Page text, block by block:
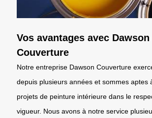
Vos avantages avec Dawson
Couverture
Notre entreprise Dawson Couverture
depuis plusieurs années et sommes aptes
projets de peinture intérieure dans le
vigueur. Nous avons à notre service